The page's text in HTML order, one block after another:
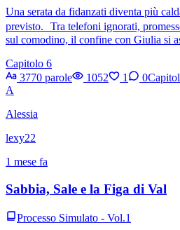
Una serata da fidanzati diventa più
previsto. Tra telefoni ignorati,
sul comodino, il confine con Giulia si
Capitolo 6
3770 parole
1052 1 0
A
Alessia
lexy22
1 mese fa
Sabbia, Sale e la Figa di Val
Processo Simulato - Vol.1